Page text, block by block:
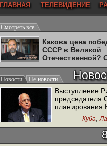
ГЛАВНАЯ ТЕЛЕВИДЕНИЕ
Смотреть все
Какова цена
СССР в Великой
Отечественной?
Двуреченский о
потерянной
Новости Не новости
Выступление
председателя
планирования
Куба,